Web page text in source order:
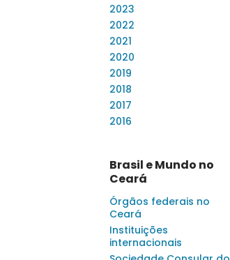
2023
2022
2021
2020
2019
2018
2017
2016
Brasil e Mundo no
Ceará
Órgãos federais no
Ceará
Instituições
internacionais